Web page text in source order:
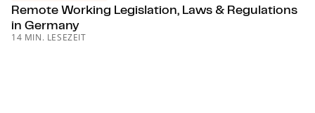
Remote Working Legislation, Laws & Regulations
in Germany
14 MIN. LESEZEIT